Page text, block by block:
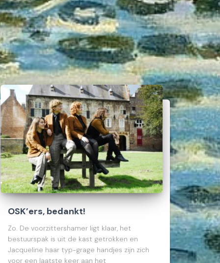
OSK’ers, bedankt!
Zo. De voorzittershamer ligt klaar, het
bestuurspak is uit de kast getrokken en
Jacqueline haar typ-grage handjes zijn zich
voor een laatste keer aan het